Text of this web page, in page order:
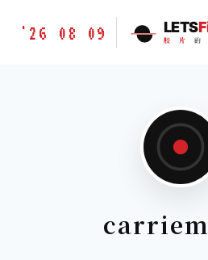
胶
'26 08 09 LETS
胶 片 的